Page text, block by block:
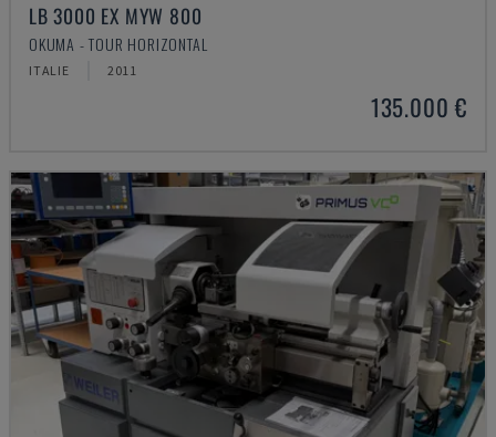
LB 3000 EX MYW 800
OKUMA - TOUR HORIZONTAL
ITALIE 2011
135.000 €